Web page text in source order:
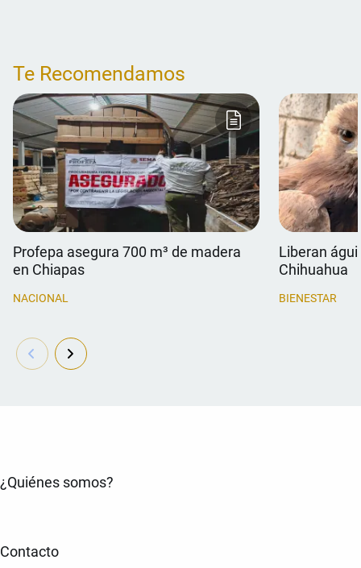
Te Recomendamos
Profepa asegura 700 m³ de madera
en Chiapas
NACIONAL
Liberan
Chihuahua
BIENESTAR
¿Quiénes somos?
Contacto